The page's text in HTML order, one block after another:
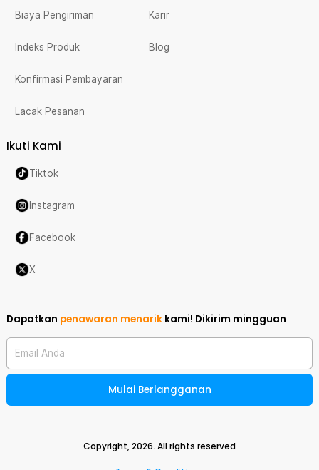
Biaya Pengiriman
Indeks Produk
Konfirmasi Pembayaran
Lacak Pesanan
Karir
Blog
Ikuti Kami
Tiktok
Instagram
Facebook
X
Dapatkan penawaran menarik kami! Dikirim mingguan
Email Anda
Mulai Berlangganan
Copyright,2026. All rights reserved